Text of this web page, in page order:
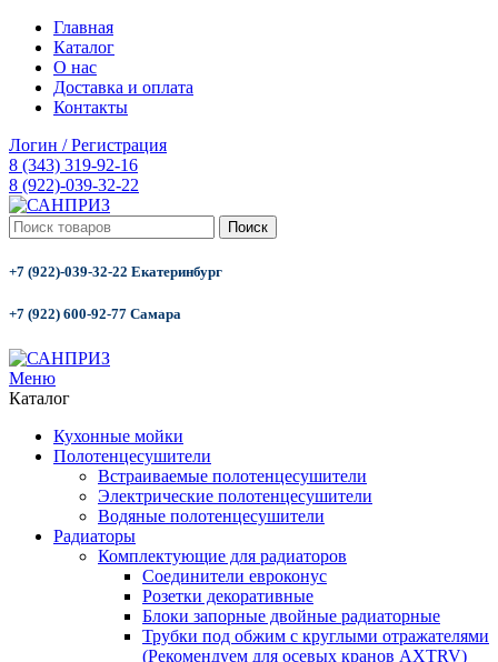
Главная
Каталог
О нас
Доставка и оплата
Контакты
Логин / Регистрация
8 (343) 319-92-16
8 (922)-039-32-22
Поиск
+7 (922)-039-32-22 Екатеринбург
+7 (922) 600-92-77 Самара
Меню
Каталог
Кухонные мойки
Полотенцесушители
Встраиваемые полотенцесушители
Электрические полотенцесушители
Водяные полотенцесушители
Радиаторы
Комплектующие для радиаторов
Соединители евроконус
Розетки декоративные
Блоки запорные двойные радиаторные
Трубки под обжим с круглыми отражателями
(Рекомендуем для осевых кранов AXTRV)